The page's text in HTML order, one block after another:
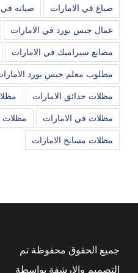
صباغ في الامارات صيانه في
عمال جبس بورد في الامارات
مصانع سيراميك في الامارات
مطلوب معلم جبس بورد
مظلات حدائق الامارات
مظلات في الامارات مظلات
مظلات مسابح الامارات
جميع الحقوق محفوظة تم
التصميم والارشفة بواسطة